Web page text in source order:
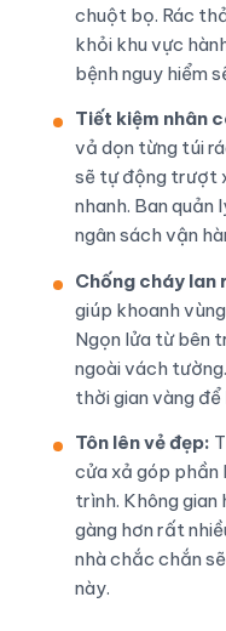
chuột bọ. Rác
khỏi khu vực
bệnh nguy hiểm
Tiết kiệm nhân
vả dọn từng túi
sẽ tự động trượt
nhanh. Ban
ngân sách vận
Chống cháy lan
giúp khoanh
Ngọn lửa từ bên
ngoài vách
thời gian vàng
Tôn lên vẻ đẹp:
cửa xả góp phần
trình. Không gian
gàng hơn rất
nhà chắc chắn
này.